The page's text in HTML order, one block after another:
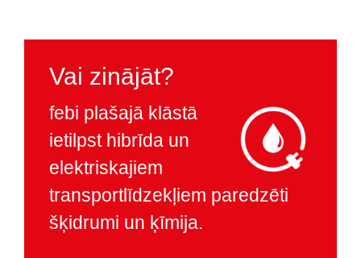
Vai zinājāt?
febi plašajā klāstā
ietilpst hibrīda un
elektriskajiem
transportlīdzekļiem paredzēti
šķidrumi un ķīmija.